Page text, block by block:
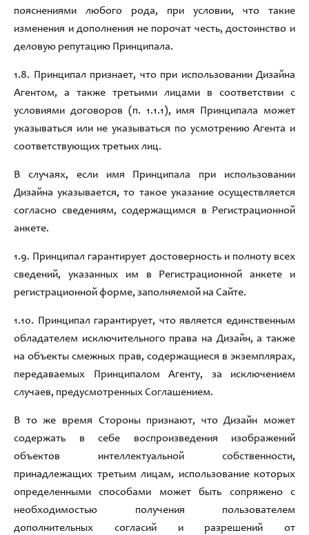
пояснениями любого рода, при условии, что такие
изменения и дополнения не порочат честь,достоинство и
деловую репутацию Принципала.
1.8. Принципал признает, что при использовании Дизайна
Агентом, а также третьими лицами в соответствии с
условиями договоров (п. 1.1.1 ), имя Принципала может
указываться или не указываться по усмотрению Агента и
соответствующих третьихлиц.
В случаях, если имя Принципала при использовании
Дизайна указывается,то такое указание осуществляется
согласно сведениям, содержащимся в Регистрационной
анкете.
1.9. Принципал гарантирует достоверность и полноту всех
сведений, указанных им в Регистрационной анкете и
регистрационной форме, заполняемой на Сайте.
1.10. Принципал гарантирует, что является единственным
обладателем исключительного права на Дизайн, а также
на объекты смежных прав, содержащиеся в экземплярах,
передаваемых Принципалом Агенту, за исключением
случаев, предусмотренных Соглашением.
В то же время Стороны признают, что Дизайн может
содержать в себе воспроизведения изображений
объектов интеллектуальной собственности,
принадлежащих третьим лицам, использование которых
определенными способами может быть сопряжено с
необходимостью получения пользователем
дополнительных согласий и разрешений от